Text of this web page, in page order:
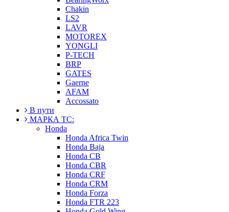
Chakin
LS2
LAVR
MOTOREX
YONGLI
P-TECH
BRP
GATES
Gaerne
AFAM
Accossato
В пути
МАРКА ТС:
Honda
Honda Africa Twin
Honda Baja
Honda CB
Honda CBR
Honda CRF
Honda CRM
Honda Forza
Honda FTR 223